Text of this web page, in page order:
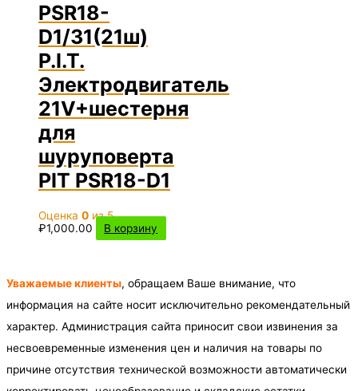
PSR18-
D1/31(21ш)
P.I.T.
Электродвигатель
21V+шестерня
для
шуруповерта
PIT PSR18-D1
Оценка 0 из 5
₽1,000.00 В корзину
Уважаемые клиенты, обращаем Ваше внимание, что
информация на сайте носит исключительно рекомендательный
характер. Администрация сайта приносит свои извинения за
несвоевременные изменения цен и наличия на товары по
причине отсутствия технической возможности автоматически